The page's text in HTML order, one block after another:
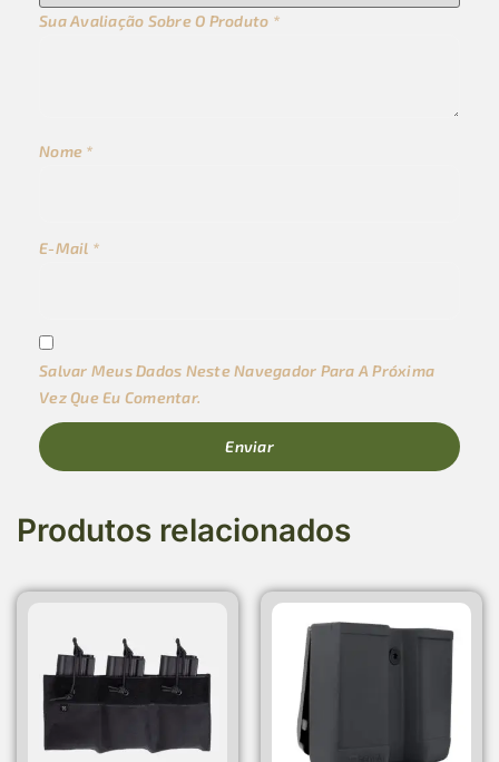
Sua Avaliação Sobre O Produto *
Nome *
E-Mail *
Salvar Meus Dados Neste Navegador Para A Próxima
Vez Que Eu Comentar.
Produtos relacionados